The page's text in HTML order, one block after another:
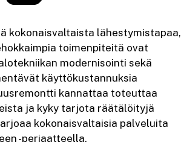
kokonaisvaltaista lähestymistapaa,
toimenpiteitä ovat
modernisointi sekä
käyttökustannuksia
kannattaa toteuttaa
ja kyky tarjota räätälöityjä
kokonaisvaltaisia palveluita
-periaatteella.